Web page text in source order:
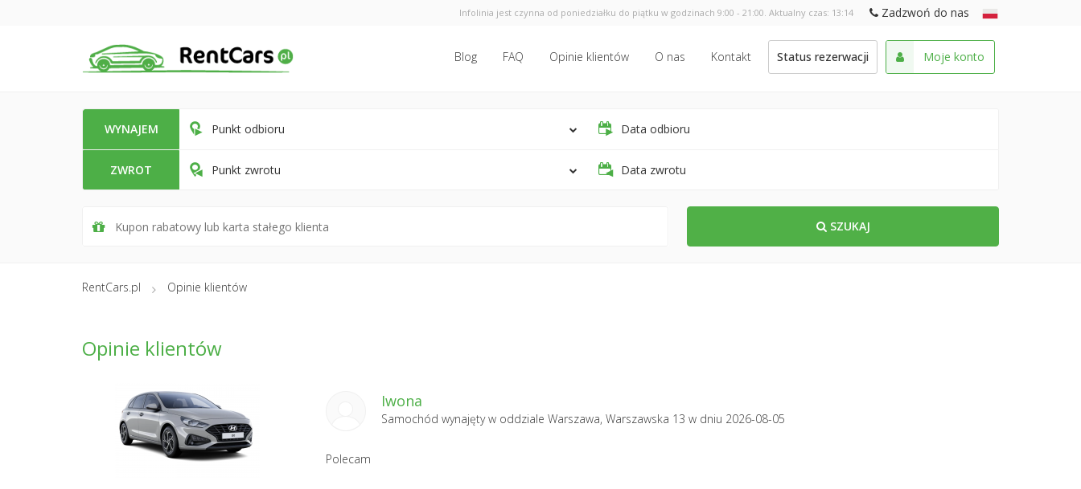
Infolinia jest czynna od poniedziałku do piątku w godzinach 9:00 - 21:00. Aktualny czas: 13:14 Zadzwoń do nas
Blog FAQ Opinie klientów O nas Kontakt Status rezerwacji Moje konto
WYNAJEM Punkt odbioru Data odbioru
ZWROT Punkt zwrotu Data zwrotu
SZUKAJ
RentCars.pl Opinie klientów
Opinie klientów
Iwona
Samochód wynajęty w oddziale Warszawa, Warszawska 13 w dniu 2026-08-05
Polecam